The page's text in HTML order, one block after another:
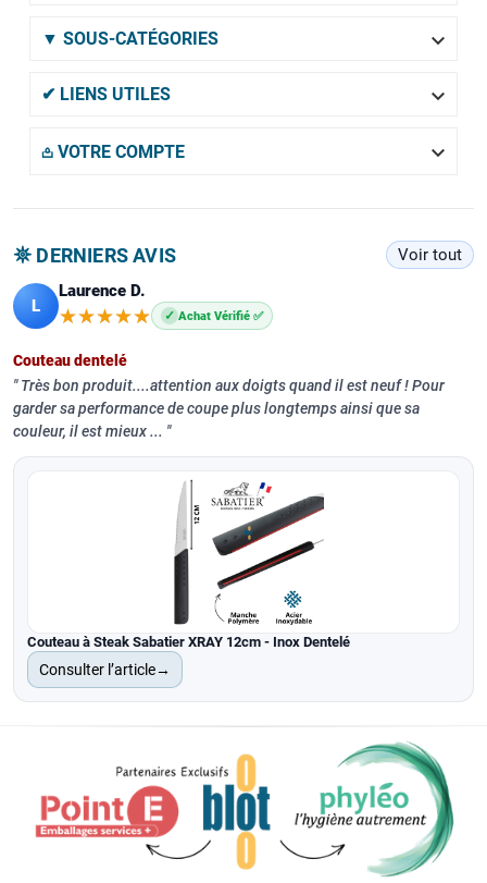
▼ SOUS-CATÉGORIES 
✔ LIENS UTILES 
𖡌 VOTRE COMPTE 
𖤓 DERNIERS AVIS Voir tout
L
Laurence D.
★★★★★
★★★★★ ✓ Achat Vérifié ✅
Couteau dentelé
Très bon produit....attention aux doigts quand il est neuf ! Pour
garder sa performance de coupe plus longtemps ainsi que sa
couleur, il est mieux ...
Couteau à Steak Sabatier XRAY 12cm - Inox Dentelé
Consulter l’article→